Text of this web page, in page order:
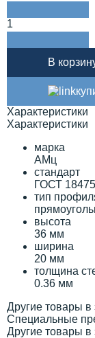
1
В
Характеристики
Характеристики
марка
АМц
стандарт
ГОСТ
тип
высота
36 мм
ширина
20 мм
толщина
0.36 мм
Другие товары в
Специальные
Другие товары в